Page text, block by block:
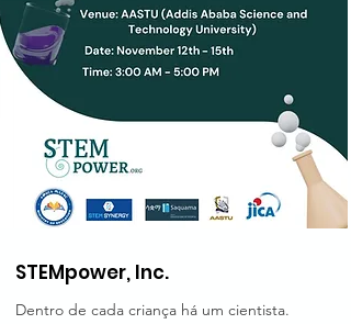
STEMpower, Inc.
Dentro de cada criança há um cientista.